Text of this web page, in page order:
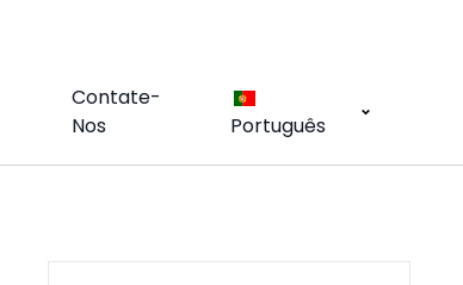
Contate-
Nos
Português